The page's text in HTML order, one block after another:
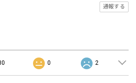
通報する
0 2